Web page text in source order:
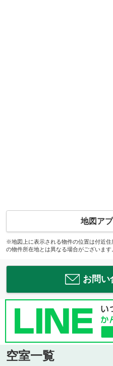
地図ア
※地図上に表示される物件の位置は付近
の物件所在地とは異なる場合がございます
お問い
空室一覧